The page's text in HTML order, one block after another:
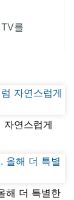
를
자연스럽게
해 더 특별한